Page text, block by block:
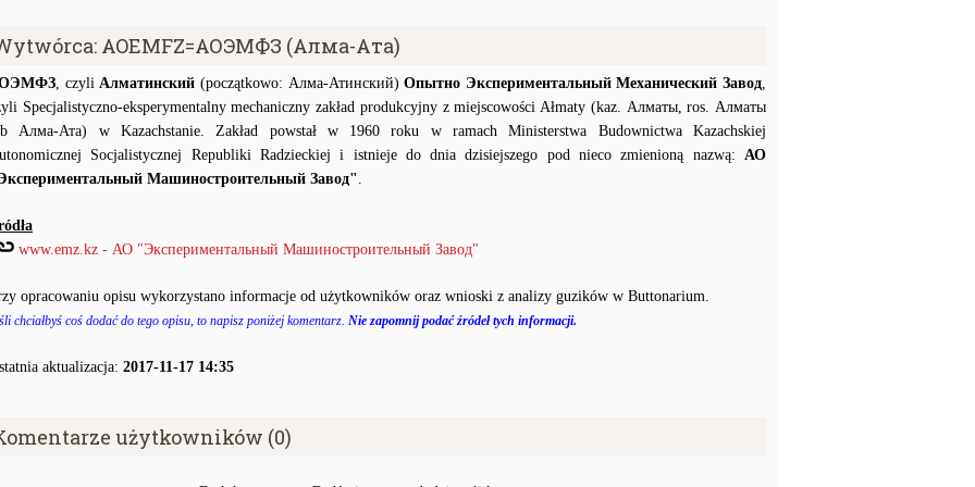
AOEMFZ=АОЭМФЗ (Алма-Ата)
, czyliАлматинский (początkowo: Алма-Атинский) Опытно Экспериментальный Механический Завод,
Specjalistyczno-eksperymentalny mechaniczny zakład produkcyjny z miejscowości Ałmaty (kaz. Алматы, ros. Алматы
Алма-Ата) w Kazachstanie. Zakład powstał w 1960 roku w ramach Ministerstwa Budownictwa Kazachskiej
Socjalistycznej Republiki Radzieckiej i istnieje do dnia dzisiejszego pod nieco zmienioną nazwą: АО
Машиностроительный Завод".
www.emz.kz - АО "Экспериментальный Машиностроительный Завод"
opracowaniu opisu wykorzystano informacje od użytkowników oraz wnioski z analizy guzików w Buttonarium.
chciałbyś coś dodać do tego opisu, to napisz poniżej komentarz. Nie zapomnij podać źródeł tych informacji.
aktualizacja: 2017-11-17 14:35
użytkowników (0)